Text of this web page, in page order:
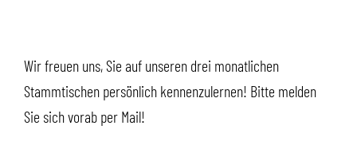
Wir freuen uns, Sie auf unseren drei monatlichen
Stammtischen persönlich kennenzulernen! Bitte melden
Sie sich vorab per Mail!